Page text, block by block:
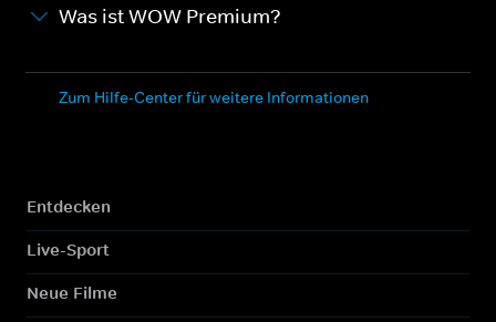
Was ist WOW Premium?
Zum Hilfe-Center für weitere Informationen
Entdecken
Live-Sport
Neue Filme